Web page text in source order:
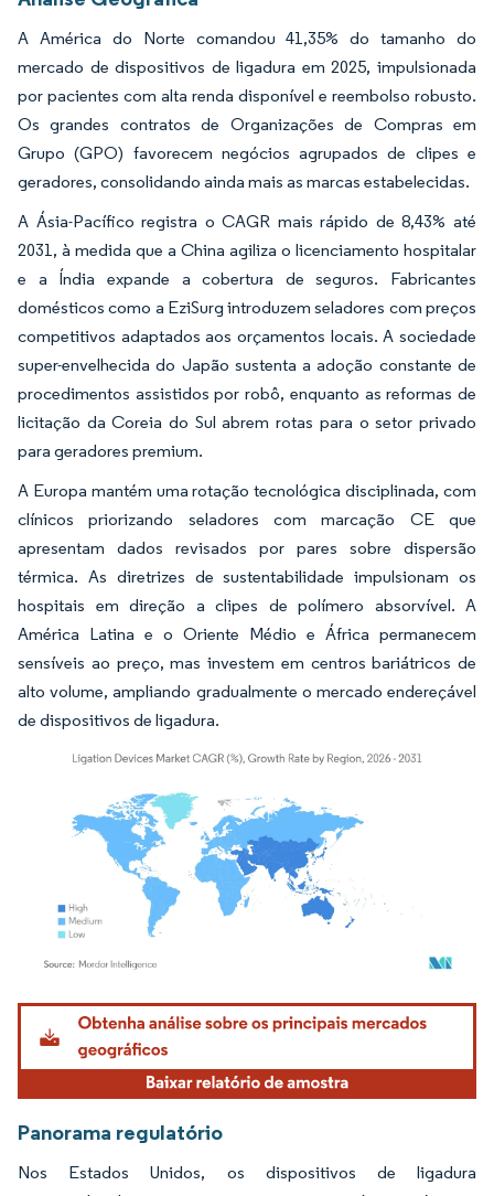
A América do Norte comandou 41,35% do tamanho do
mercado de dispositivos de ligadura em 2025, impulsionada
por pacientes com alta renda disponível e reembolso robusto.
Os grandes contratos de Organizações de Compras em
Grupo (GPO) favorecem negócios agrupados de clipes e
geradores, consolidando ainda mais as marcas estabelecidas.
A Ásia-Pacífico registra o CAGR mais rápido de 8,43% até
2031, à medida que a China agiliza o licenciamento hospitalar
e a Índia expande a cobertura de seguros. Fabricantes
domésticos como a EziSurg introduzem seladores com preços
competitivos adaptados aos orçamentos locais. A sociedade
super-envelhecida do Japão sustenta a adoção constante de
procedimentos assistidos por robô, enquanto as reformas de
licitação da Coreia do Sul abrem rotas para o setor privado
para geradores premium.
A Europa mantém uma rotação tecnológica disciplinada, com
clínicos priorizando seladores com marcação CE que
apresentam dados revisados por pares sobre dispersão
térmica. As diretrizes de sustentabilidade impulsionam os
hospitais em direção a clipes de polímero absorvível. A
América Latina e o Oriente Médio e África permanecem
sensíveis ao preço, mas investem em centros bariátricos de
alto volume, ampliando gradualmente o mercado endereçável
de dispositivos de ligadura.
Imagem © Mordor Intelligence. O reuso requer atribuição conforme CC BY 4.0.
Panorama regulatório
Nos Estados Unidos, os dispositivos de ligadura